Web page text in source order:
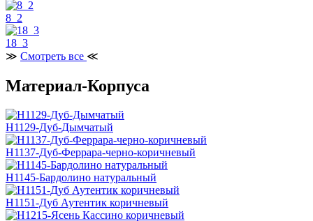
8_2
18_3
≫ Смотреть все ≪
Материал-Корпуса
H1129-Дуб-Дымчатый
H1137-Дуб-Феррара-черно-коричневый
H1145-Бардолино натуральный
H1151-Дуб Аутентик коричневый